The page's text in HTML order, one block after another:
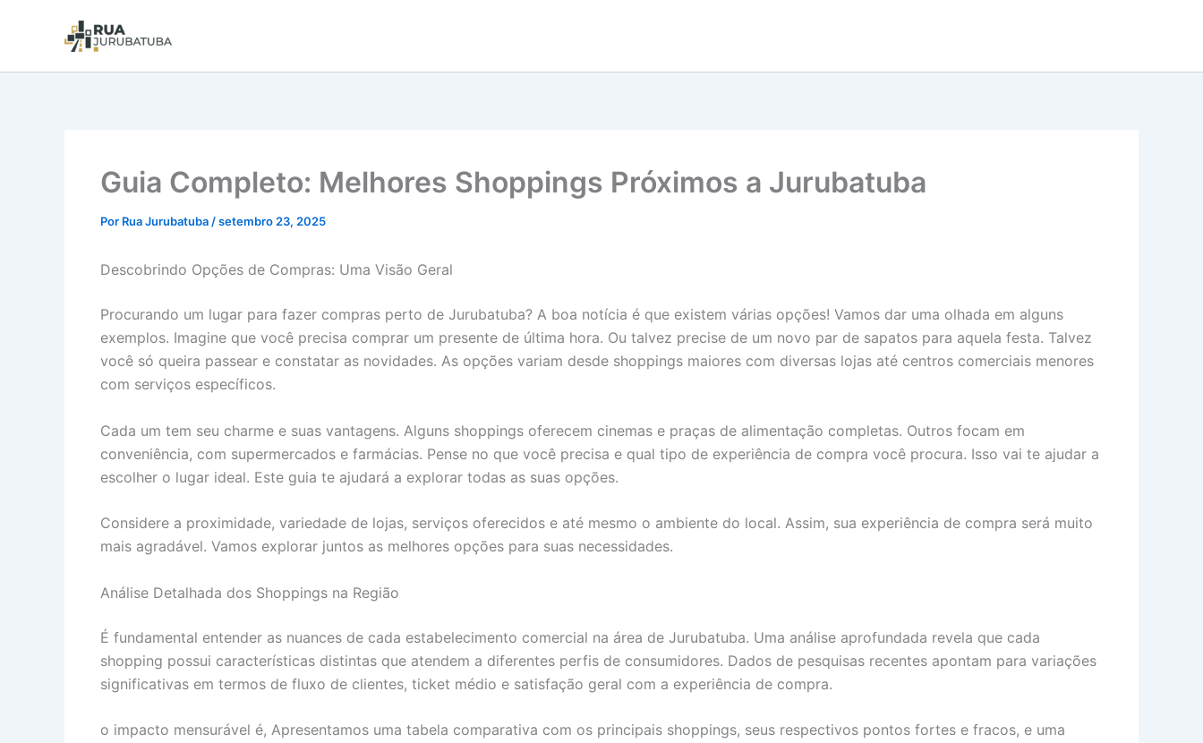
Guia Completo: Melhores Shoppings Próximos a Jurubatuba
Por Rua Jurubatuba /setembro 23, 2025
Descobrindo Opções de Compras: Uma Visão Geral
Procurando um lugar para fazer compras perto de Jurubatuba? A boa notícia é que existem várias opções! Vamos dar uma olhada em alguns
exemplos. Imagine que você precisa comprar um presente de última hora. Ou talvez precise de um novo par de sapatos para aquela festa. Talvez
você só queira passear e constatar as novidades. As opções variam desde shoppings maiores com diversas lojas até centros comerciais menores
com serviços específicos.
Cada um tem seu charme e suas vantagens. Alguns shoppings oferecem cinemas e praças de alimentação completas. Outros focam em
conveniência, com supermercados e farmácias. Pense no que você precisa e qual tipo de experiência de compra você procura. Isso vai te ajudar a
escolher o lugar ideal. Este guia te ajudará a explorar todas as suas opções.
Considere a proximidade, variedade de lojas, serviços oferecidos e até mesmo o ambiente do local. Assim, sua experiência de compra será muito
mais agradável. Vamos explorar juntos as melhores opções para suas necessidades.
Análise Detalhada dos Shoppings na Região
É fundamental entender as nuances de cada estabelecimento comercial na área de Jurubatuba. Uma análise aprofundada revela que cada
shopping possui características distintas que atendem a diferentes perfis de consumidores. Dados de pesquisas recentes apontam para variações
significativas em termos de fluxo de clientes, ticket médio e satisfação geral com a experiência de compra.
o impacto mensurável é, Apresentamos uma tabela comparativa com os principais shoppings, seus respectivos pontos fortes e fracos, e uma